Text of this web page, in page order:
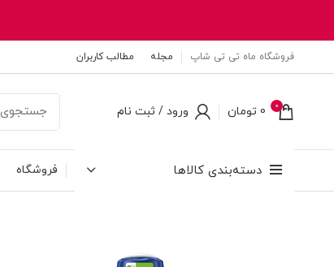
فروشگاه ماه تی تی شاپ مجله مطالب کاربران
0
0 تومان ورود / ثبت نام
دسته‌بندی کالاها فروشگاه